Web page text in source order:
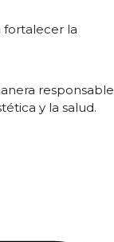
fortalecer la
responsable
y la salud.